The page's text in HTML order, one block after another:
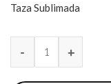
Taza Sublimada